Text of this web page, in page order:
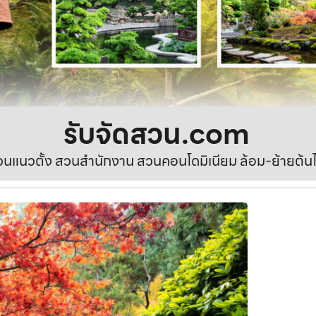
รับจัดสวน.com
แนวตั้ง สวนสำนักงาน สวนคอนโดมิเนียม ล้อม-ย้ายต้น